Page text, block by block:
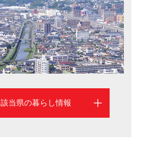
該当県の暮らし情報